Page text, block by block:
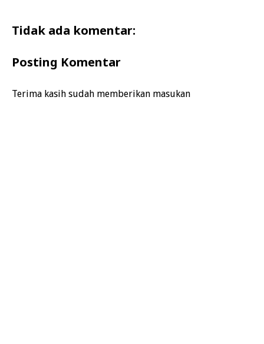
Tidak ada komentar:
Posting Komentar
Terima kasih sudah memberikan masukan